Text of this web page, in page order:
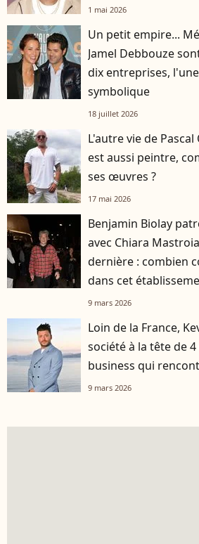
1 mai 2026
Un petit empire...
Jamel Debbouze
dix entreprises,
symbolique
18 juillet 2026
L'autre vie de
est aussi peintre,
ses œuvres ?
17 mai 2026
Benjamin Biolay
avec Chiara
dernière : combien
dans cet
9 mars 2026
Loin de la France,
société à la tête de
business qui
9 mars 2026